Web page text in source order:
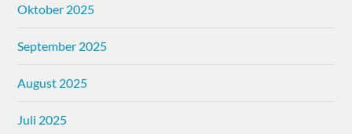
Oktober 2025
September 2025
August 2025
Juli 2025